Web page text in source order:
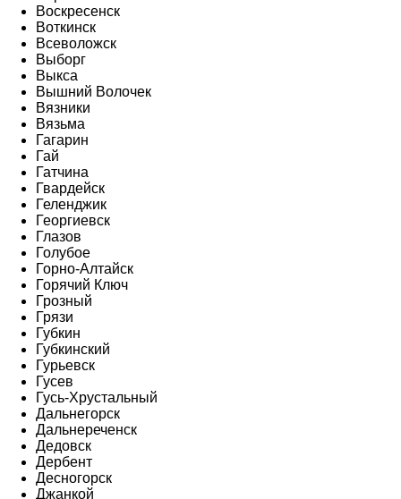
Воскресенск
Воткинск
Всеволожск
Выборг
Выкса
Вышний Волочек
Вязники
Вязьма
Гагарин
Гай
Гатчина
Гвардейск
Геленджик
Георгиевск
Глазов
Голубое
Горно-Алтайск
Горячий Ключ
Грозный
Грязи
Губкин
Губкинский
Гурьевск
Гусев
Гусь-Хрустальный
Дальнегорск
Дальнереченск
Дедовск
Дербент
Десногорск
Джанкой